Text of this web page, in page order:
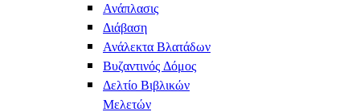
Ανάπλασις
Διάβαση
Ανάλεκτα Βλατάδων
Βυζαντινός Δόμος
Δελτίο Βιβλικών
Μελετών